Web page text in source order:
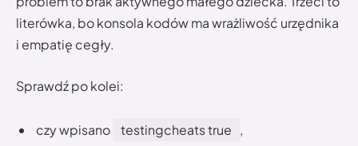
literówka, bo konsola kodów ma wrażliwość urzędnika
i empatię cegły.
Sprawdź po kolei:
czy wpisano testingcheats true ,